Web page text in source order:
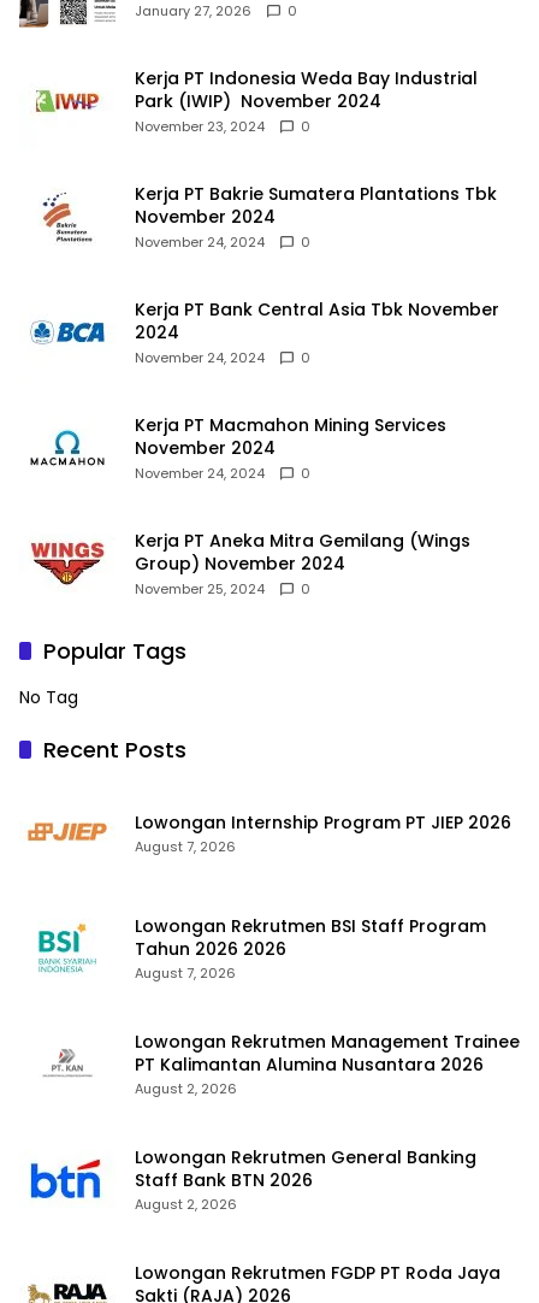
January 27, 2026 0
Kerja PT Indonesia Weda Bay Industrial
Park (IWIP) November 2024
November 23, 2024 0
Kerja PT Bakrie Sumatera Plantations Tbk
November 2024
November 24, 2024 0
Kerja PT Bank Central Asia Tbk November
2024
November 24, 2024 0
Kerja PT Macmahon Mining Services
November 2024
November 24, 2024 0
Kerja PT Aneka Mitra Gemilang (Wings
Group) November 2024
November 25, 2024 0
Popular Tags
No Tag
Recent Posts
Lowongan Internship Program PT JIEP 2026
August 7, 2026
Lowongan Rekrutmen BSI Staff Program
Tahun 2026 2026
August 7, 2026
Lowongan Rekrutmen Management Trainee
PT Kalimantan Alumina Nusantara 2026
August 2, 2026
Lowongan Rekrutmen General Banking
Staff Bank BTN 2026
August 2, 2026
Lowongan Rekrutmen FGDP PT Roda Jaya
Sakti (RAJA) 2026